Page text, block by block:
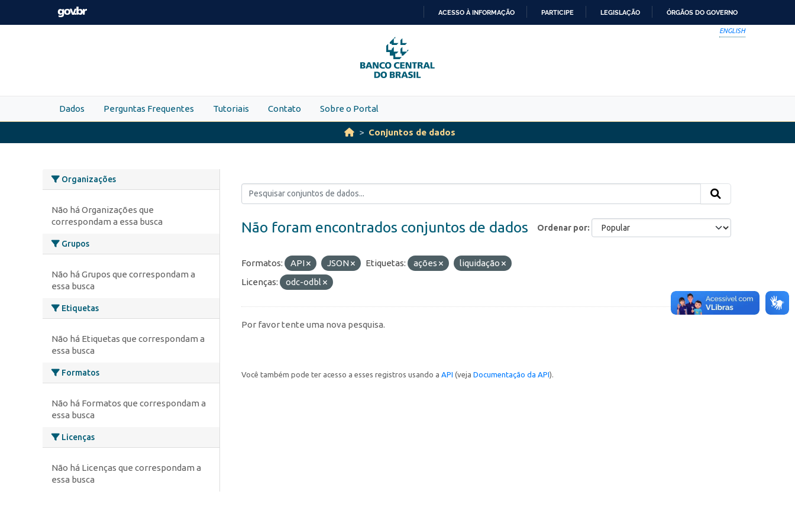
Skip to main content
PARA
O
CONTEÚDO
ACESSO À INFORMAÇÃO PARTICIPE LEGISLAÇÃO ÓRGÃOS DO GOVERNO
ENGLISH
Dados Perguntas Frequentes Tutoriais Contato Sobre o Portal
Conjuntos de dados
Organizações
Não há Organizações que
correspondam a essa busca
Grupos
Não há Grupos que correspondam a
essa busca
Etiquetas
Não há Etiquetas que correspondam a
essa busca
Formatos
Não há Formatos que correspondam a
essa busca
Licenças
Não há Licenças que correspondam a
essa busca
Ordenar por
Não foram encontrados conjuntos de dados
Formatos: API JSON Etiquetas: ações
liquidação
Licenças:
odc-odbl
Por favor tente uma nova pesquisa.
Você também pode ter acesso a esses registros usando a API (veja Documentação da API).